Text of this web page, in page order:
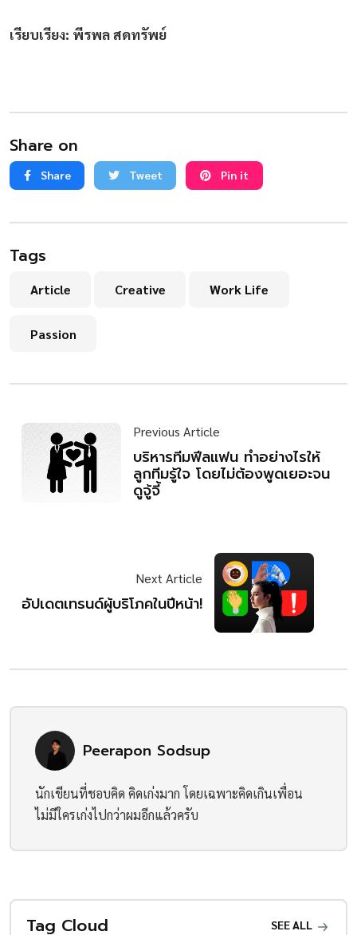
เรียบเรียง: พีรพล สดทรัพย์
Share on
Share Tweet Pin it
Tags
Article Creative Work Life
Passion
Previous Article
บริหารทีมฟีลแฟน ทำอย่างไรให้
ลูกทีมรู้ใจ โดยไม่ต้องพูดเยอะจน
ดูจู้จี้
Next Article
อัปเดตเทรนด์ผู้บริโภคในปีหน้า!
Peerapon Sodsup
นักเขียนที่ชอบคิด คิดเก่งมาก โดยเฉพาะคิดเกินเพื่อน
ไม่มีใครเก่งไปกว่าผมอีกแล้วครับ
Tag Cloud SEE ALL